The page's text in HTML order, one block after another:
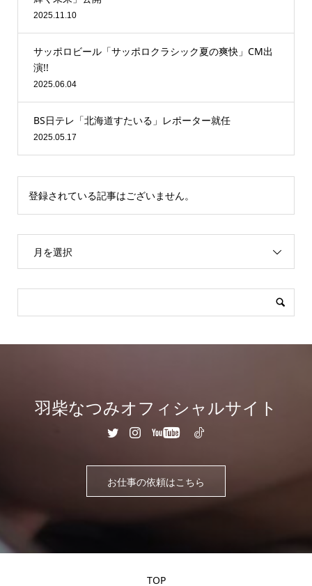
2025.11.10
サッポロビール「サッポロクラシック夏の爽快」CM出
演!!
2025.06.04
BS日テレ「北海道すたいる」レポーター就任
2025.05.17
登録されている記事はございません。
月を選択
羽柴なつみオフィシャルサイト
お仕事の依頼はこちら
TOP